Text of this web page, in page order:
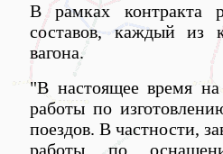
В рамках контракта
составов, каждый из
вагона.
"В настоящее время на
работы по
поездов. В частности,
работы по